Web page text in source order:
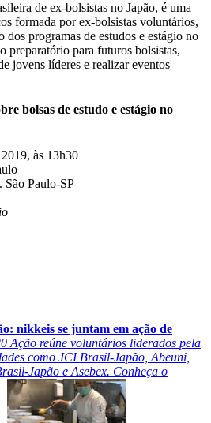
de ex-bolsistas no Japão, é uma
formada por ex-bolsistas voluntários,
programas de estudos e estágio no
preparatório para futuros bolsistas,
jovens líderes e realizar eventos
bolsas de estudo e estágio no
às 13h30
São Paulo-SP
nikkeis se juntam em ação de
Ação reúne voluntários liderados pela
como JCI Brasil-Japão, Abeuni,
Japão e Asebex. Conheça o